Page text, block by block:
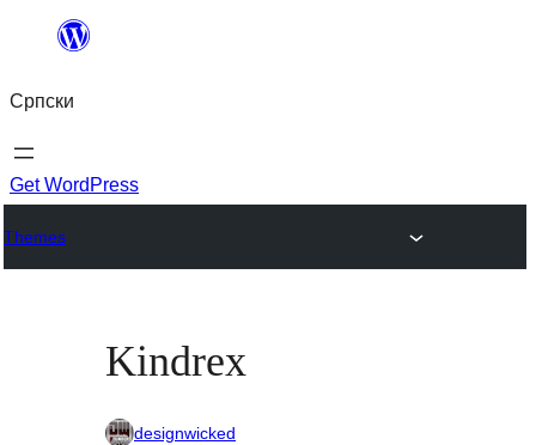
Скочи
садржај
Српски
Get WordPress
Themes
Kindrex
designwicked